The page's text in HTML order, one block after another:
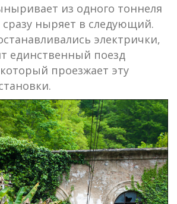
из одного тоннеля
сразу ныряет в следующий.
электрички,
единственный поезд
проезжает эту